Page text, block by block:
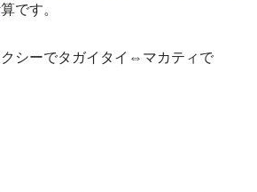
です。
シーでタガイタイ⇔マカティで